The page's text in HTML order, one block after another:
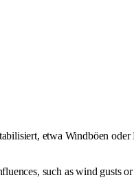
etwa Windböen
such as wind gusts